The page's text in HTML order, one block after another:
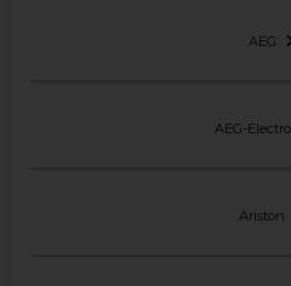
AEG
AEG-
Ariston